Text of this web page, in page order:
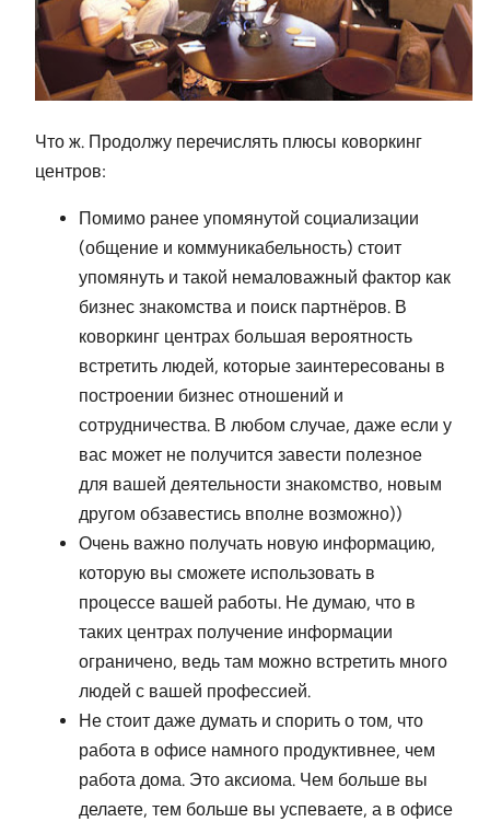
Что ж. Продолжу перечислять плюсы коворкинг
центров:
Помимо ранее упомянутой социализации
(общение и коммуникабельность) стоит
упомянуть и такой немаловажный фактор как
бизнес знакомства и поиск партнёров. В
коворкинг центрах большая вероятность
встретить людей, которые заинтересованы в
построении бизнес отношений и
сотрудничества. В любом случае, даже если у
вас может не получится завести полезное
для вашей деятельности знакомство, новым
другом обзавестись вполне возможно))
Очень важно получать новую информацию,
которую вы сможете использовать в
процессе вашей работы. Не думаю, что в
таких центрах получение информации
ограничено, ведь там можно встретить много
людей с вашей профессией.
Не стоит даже думать и спорить о том, что
работа в офисе намного продуктивнее, чем
работа дома. Это аксиома. Чем больше вы
делаете, тем больше вы успеваете, а в офисе